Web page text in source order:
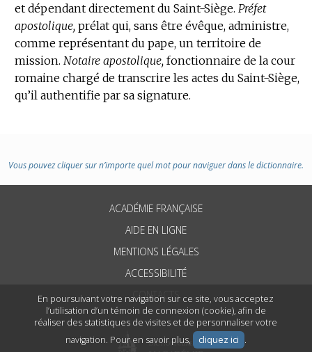
En poursuivant votre navigation sur ce site, vous acceptez
l’utilisation d’un témoin de connexion (cookie), afin de
réaliser des statistiques de visites et de personnaliser votre
navigation. Pour en savoir plus,
cliquez ici .
et dépendant directement du Saint-Siège. Préfet
apostolique, prélat qui, sans être évêque, administre,
comme représentant du pape, un territoire de
mission. Notaire apostolique, fonctionnaire de la cour
romaine chargé de transcrire les actes du Saint-Siège,
qu’il authentifie par sa signature.
Vous pouvez cliquer sur n’importe quel mot pour naviguer dans le dictionnaire.
ACADÉMIE FRANÇAISE
AIDE EN LIGNE
MENTIONS LÉGALES
ACCESSIBILITÉ
CONTACTS